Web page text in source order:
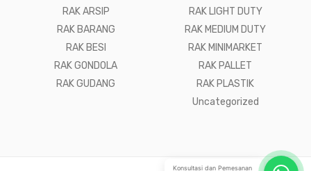
RAK ARSIP
RAK BARANG
RAK BESI
RAK GONDOLA
RAK GUDANG
RAK LIGHT DUTY
RAK MEDIUM DUTY
RAK MINIMARKET
RAK PALLET
RAK PLASTIK
Uncategorized
Konsultasi dan Pemesanan